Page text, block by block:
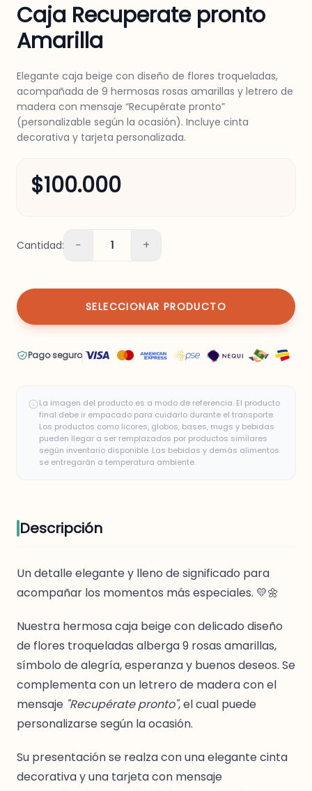
Caja Recuperate pronto
Amarilla
Elegante caja beige con diseño de flores troqueladas,
acompañada de 9 hermosas rosas amarillas y letrero de
madera con mensaje “Recupérate pronto”
(personalizable según la ocasión). Incluye cinta
decorativa y tarjeta personalizada.
$100.000
Cantidad: − 1 +
SELECCIONAR PRODUCTO
Pago seguro
La imagen del producto es a modo de referencia. El producto
final debe ir empacado para cuidarlo durante el transporte.
Los productos como licores, globos, bases, mugs y bebidas
pueden llegar a ser remplazados por productos similares
según inventario disponible. Las bebidas y demás alimentos
se entregarán a temperatura ambiente.
Descripción
Un detalle elegante y lleno de significado para
acompañar los momentos más especiales. 💛🌼
Nuestra hermosa caja beige con delicado diseño
de flores troqueladas alberga 9 rosas amarillas,
símbolo de alegría, esperanza y buenos deseos. Se
complementa con un letrero de madera con el
mensaje "Recupérate pronto", el cual puede
personalizarse según la ocasión.
Su presentación se realza con una elegante cinta
decorativa y una tarjeta con mensaje